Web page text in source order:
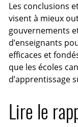
Les conclusions
visent à mieux
gouvernements
d’enseignants
efficaces et
que les écoles
d’apprentissage
Lire le